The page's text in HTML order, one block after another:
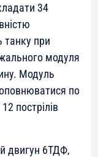
34
танку при
модуля
. Модуль
по
пострілів
двигун 6ТДФ,